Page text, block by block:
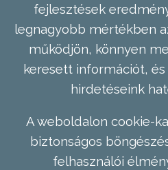
fejlesztések
legnagyobb mértékben
működjön, könnyen
keresett információt,
hirdetéseink
A weboldalon cookie-
biztonságos
felhasználói